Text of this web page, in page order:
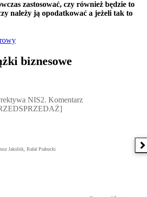
zastosować, czy również będzie to
należy ją opodatkować a jeżeli tak to
biznesowe
NIS2. Komentarz [PRZEDSPRZEDAŻ],
NIS2. Komentarz
Jakubik, Rafał Prabucki